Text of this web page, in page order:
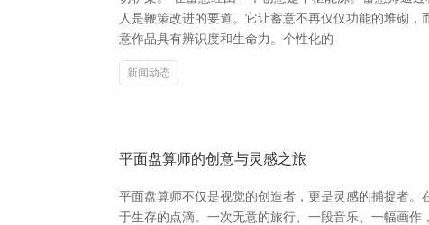
人是鞭策改进的要道。它让蓄意不再仅仅功能的堆砌
意作品具有辨识度和生命力。个性化的
新闻动态
平面盘算师的创意与灵感之旅
平面盘算师不仅是视觉的创造者，更是灵感的捕捉者
于生存的点滴。一次无意的旅行、一段音乐、一幅画